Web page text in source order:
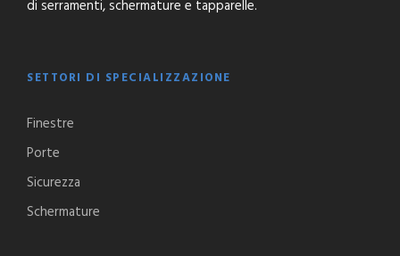
di serramenti, schermature e tapparelle.
SETTORI DI SPECIALIZZAZIONE
Finestre
Porte
Sicurezza
Schermature